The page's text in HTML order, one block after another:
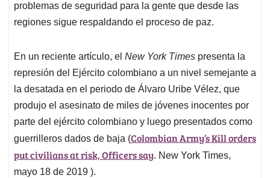
problemas de seguridad para la gente que desde las
regiones sigue respaldando el proceso de paz.
En un reciente artículo, el New York Times presenta la
represión del Ejército colombiano a un nivel semejante a
la desatada en el periodo de Álvaro Uribe Vélez, que
produjo el asesinato de miles de jóvenes inocentes por
parte del ejército colombiano y luego presentados como
guerrilleros dados de baja (Colombian Army’s Kill orders
put civilians at risk, Officers say. New York Times,
mayo 18 de 2019 ).